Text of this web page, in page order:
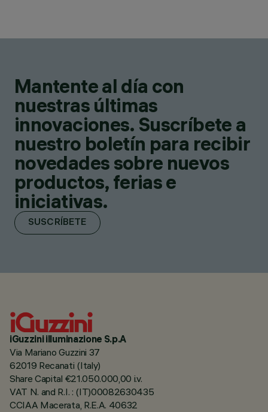
Mantente al día con
nuestras últimas
innovaciones. Suscríbete a
nuestro boletín para recibir
novedades sobre nuevos
productos, ferias e
iniciativas.
SUSCRÍBETE
iGuzzini illuminazione S.p.A
Via Mariano Guzzini 37
62019 Recanati (Italy)
Share Capital €21.050.000,00 i.v.
VAT N. and R.I. : (IT)00082630435
CCIAA Macerata, R.E.A. 40632